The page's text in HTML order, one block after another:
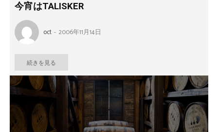
今宵はTALISKER
oct - 2006年11月14日
続きを見る